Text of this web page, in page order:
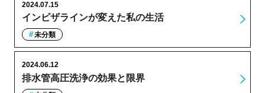
インビザラインが変えた私の生活
2024.07.15
未分類
排水管高圧洗浄の効果と限界
2024.06.12